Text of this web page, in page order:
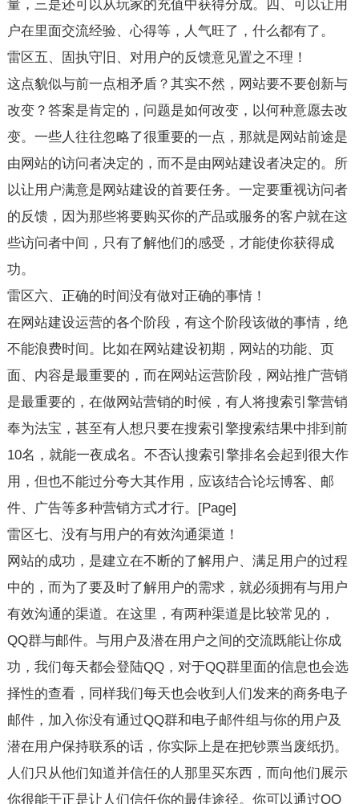
量，三是还可以从玩家的充值中获得分成。四、可以让用
户在里面交流经验、心得等，人气旺了，什么都有了。
雷区五、固执守旧、对用户的反馈意见置之不理！
这点貌似与前一点相矛盾？其实不然，网站要不要创新与
改变？答案是肯定的，问题是如何改变，以何种意愿去改
变。一些人往往忽略了很重要的一点，那就是网站前途是
由网站的访问者决定的，而不是由网站建设者决定的。所
以让用户满意是网站建设的首要任务。一定要重视访问者
的反馈，因为那些将要购买你的产品或服务的客户就在这
些访问者中间，只有了解他们的感受，才能使你获得成
功。
雷区六、正确的时间没有做对正确的事情！
在网站建设运营的各个阶段，有这个阶段该做的事情，绝
不能浪费时间。比如在网站建设初期，网站的功能、页
面、内容是最重要的，而在网站运营阶段，网站推广营销
是最重要的，在做网站营销的时候，有人将搜索引擎营销
奉为法宝，甚至有人想只要在搜索引擎搜索结果中排到前
10名，就能一夜成名。不否认搜索引擎排名会起到很大作
用，但也不能过分夸大其作用，应该结合论坛博客、邮
件、广告等多种营销方式才行。[Page]
雷区七、没有与用户的有效沟通渠道！
网站的成功，是建立在不断的了解用户、满足用户的过程
中的，而为了要及时了解用户的需求，就必须拥有与用户
有效沟通的渠道。在这里，有两种渠道是比较常见的，
QQ群与邮件。与用户及潜在用户之间的交流既能让你成
功，我们每天都会登陆QQ，对于QQ群里面的信息也会选
择性的查看，同样我们每天也会收到人们发来的商务电子
邮件，加入你没有通过QQ群和电子邮件组与你的用户及
潜在用户保持联系的话，你实际上是在把钞票当废纸扔。
人们只从他们知道并信任的人那里买东西，而向他们展示
你很能干正是让人们信任你的最佳途径。你可以通过QQ